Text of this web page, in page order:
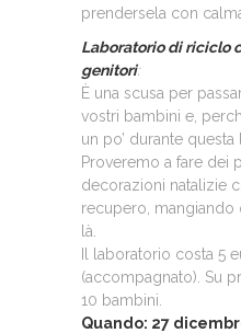
prendersela con
Laboratorio di riciclo
genitori:
È una scusa per
vostri bambini e,
un po’ durante
Proveremo a fare
decorazioni natalizie
recupero,
là.
Il laboratorio costa 5
(accompagnato). Su
10 bambini.
Quando: 27